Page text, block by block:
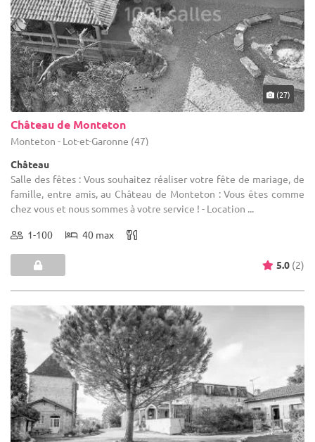
(27)
Château de Monteton
Monteton - Lot-et-Garonne (47)
Château
Salle des fêtes : Vous souhaitez réaliser votre fête de mariage, de
famille, entre amis, au Château de Monteton : Vous êtes comme
chez vous et nous sommes à votre service ! - Location ...
1-100 40 max
5.0 (2)